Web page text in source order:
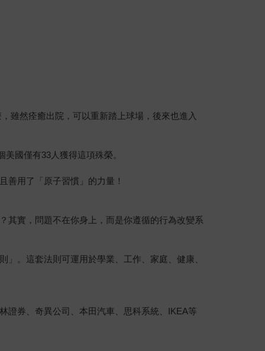
雖然痊癒出院，可以重新踏上球場，後來也進入
國僅有33人獲得這項殊榮。
善用了「原子習慣」的力量！
其實，問題不在你身上，而是你遵循的行為改變系
。這套法則可運用於學業、工作、家庭、健康、
證券、奇異公司、本田汽車、思科系統、IKEA等